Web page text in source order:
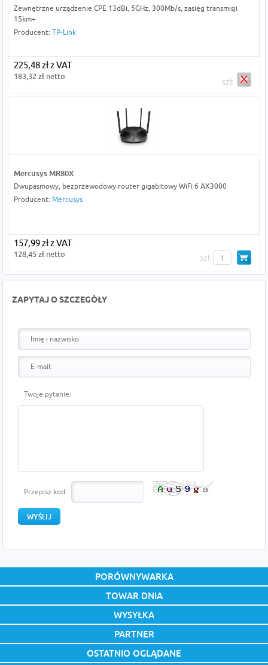
Zewnętrzne urządzenie CPE 13dBi, 5GHz, 300Mb/s, zasięg transmisji
15km+
Producent: TP-Link
225,48 zł z VAT
183,32 zł netto
szt
Mercusys MR80X
Dwupasmowy, bezprzewodowy router gigabitowy WiFi 6 AX3000
Producent: Mercusys
157,99 zł z VAT
128,45 zł netto szt
ZAPYTAJ O SZCZEGÓŁY
Twoje pytanie:
Przepisz kod
PORÓWNYWARKA
TOWAR DNIA
WYSYŁKA
PARTNER
OSTATNIO OGLĄDANE